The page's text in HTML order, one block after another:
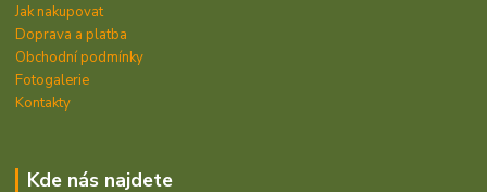
Jak nakupovat
Doprava a platba
Obchodní podmínky
Fotogalerie
Kontakty
Kde nás najdete